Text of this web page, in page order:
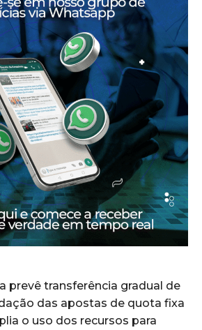
prevê transferência gradual de
das apostas de quota fixa
o uso dos recursos para